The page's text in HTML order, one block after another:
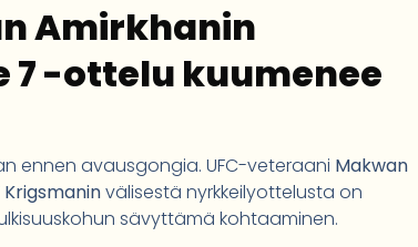
Amirkhanin
7 -ottelu kuumenee
ennen avausgongia. UFC-veteraani Makwan
Krigsmaninvälisestä nyrkkeilyottelusta on
sävyttämä kohtaaminen.